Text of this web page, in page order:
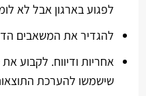
לפגוע בארגון אבל לא
להגדיר את המשאבים
אחריות ודיווח. לקבוע
שישמשו להערכת